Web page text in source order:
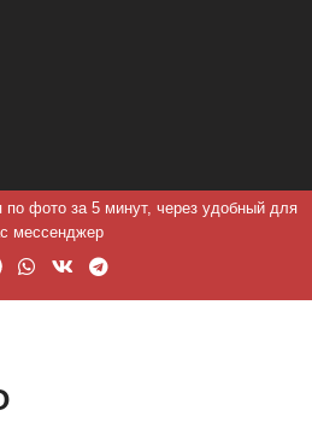
по фото за 5 минут, через удобный для
мессенджер